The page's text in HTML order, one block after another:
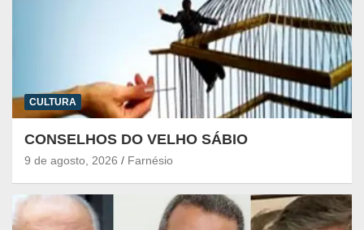
CULTURA
CONSELHOS DO VELHO SÁBIO
9 de agosto, 2026 Farnésio